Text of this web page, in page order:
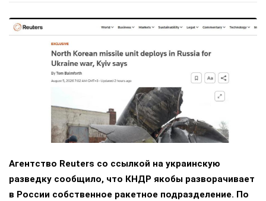
Агентство Reuters со ссылкой на украинскую
разведку сообщило, что КНДР якобы разворачивает
в России собственное ракетное подразделение. По